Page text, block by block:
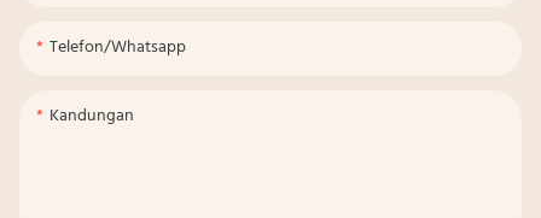
Telefon/whatsapp
Kandungan